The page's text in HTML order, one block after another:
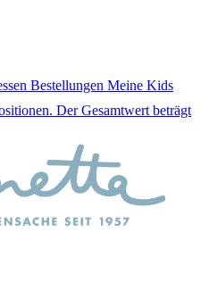
Bestellungen Meine Kids
Der Gesamtwert beträgt